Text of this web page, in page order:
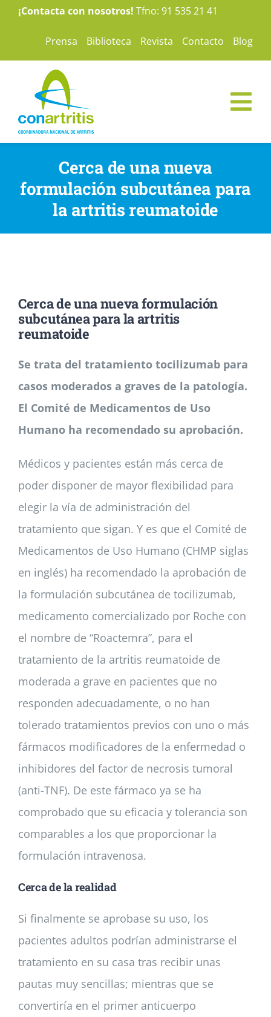
Saltar¡Contacta con nosotros! Tfno: 91 535 21 41
Prensa Biblioteca Revista Contacto Blog
La Artritis
Noticias
Asóciate
Cerca de una nueva
formulación subcutánea para
la artritis reumatoide
Cerca de una nueva formulación
subcutánea para la artritis
reumatoide
Se trata del tratamiento tocilizumab para
casos moderados a graves de la patología.
El Comité de Medicamentos de Uso
Humano ha recomendado su aprobación.
Médicos y pacientes están más cerca de
poder disponer de mayor flexibilidad para
elegir la vía de administración del
tratamiento que sigan. Y es que el Comité de
Medicamentos de Uso Humano (CHMP siglas
en inglés) ha recomendado la aprobación de
la formulación subcutánea de tocilizumab,
medicamento comercializado por Roche con
el nombre de “Roactemra”, para el
tratamiento de la artritis reumatoide de
moderada a grave en pacientes que no
responden adecuadamente, o no han
tolerado tratamientos previos con uno o más
fármacos modificadores de la enfermedad o
inhibidores del factor de necrosis tumoral
(anti-TNF). De este fármaco ya se ha
comprobado que su eficacia y tolerancia son
comparables a los que proporcionar la
formulación intravenosa.
Cerca de la realidad
Si finalmente se aprobase su uso, los
pacientes adultos podrían administrarse el
tratamiento en su casa tras recibir unas
pautas muy sencillas; mientras que se
convertiría en el primer anticuerpo